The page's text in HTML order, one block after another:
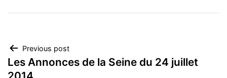
Navigation
Previous post
Les Annonces de la Seine du 24 juillet